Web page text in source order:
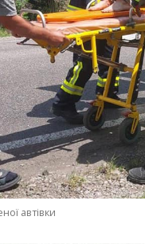
автівки